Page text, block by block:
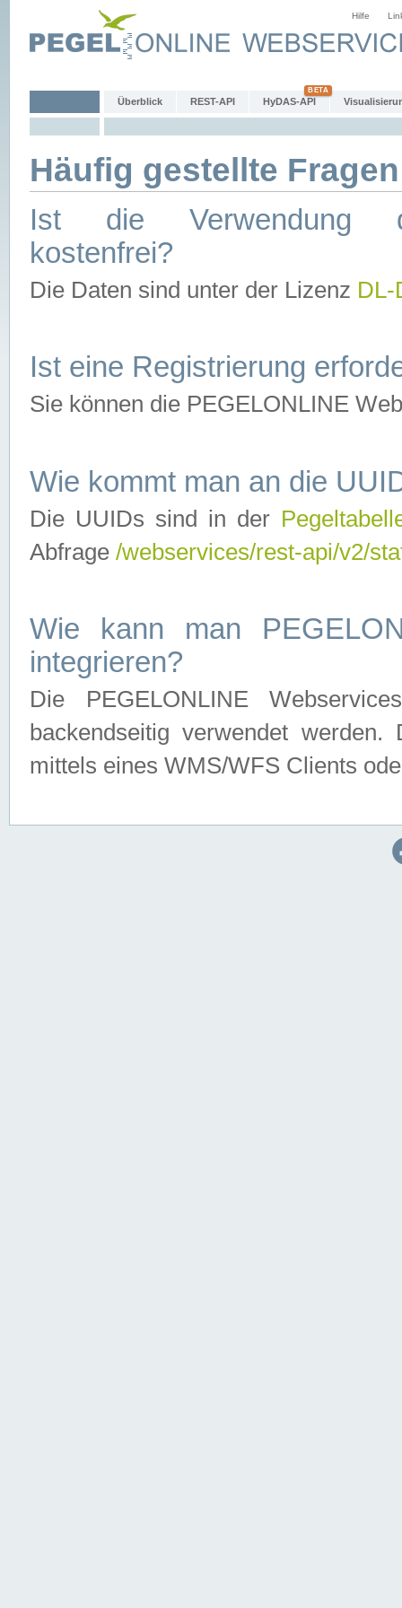
Hilfe
Überblick REST-API HyDAS-API
Häufig gestellte
Ist die Verwendung
kostenfrei?
Die Daten sind unter der Lizenz
Ist eine Registrierung
Sie können die PEGELONLINE
Wie kommt man an die
Die UUIDs sind in der
Abfrage /webservices/rest-api/v2/
Wie kann man
integrieren?
Die PEGELONLINE
backendseitig verwendet
mittels eines WMS/WFS Clients